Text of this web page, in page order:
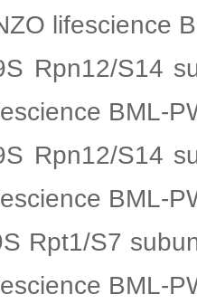
lifescience
Rpn12/S14
BML-
Rpn12/S14
BML-
Rpt1/S7
BML-